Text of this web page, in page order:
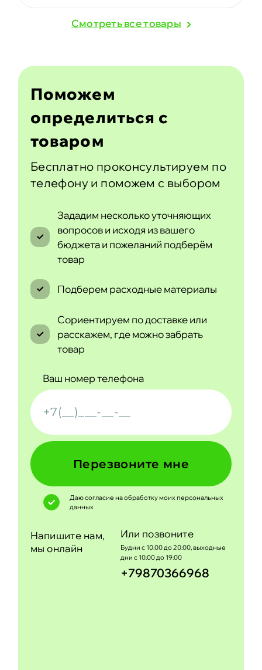
Cмотреть все товары
Поможем
определиться с
товаром
Бесплатно проконсультируем по
телефону и поможем с выбором
Зададим несколько уточняющих
вопросов и исходя из вашего
бюджета и пожеланий подберём
товар
Подберем расходные материалы
Сориентируем по доставке или
расскажем, где можно забрать
товар
Ваш номер телефона
Перезвоните мне
Даю согласие на обработку моихперсональных
данных
Напишите нам,
мы онлайн
Или позвоните
Будни с 10:00 до 20:00, выходные
дни с 10:00 до 19:00
+79870366968